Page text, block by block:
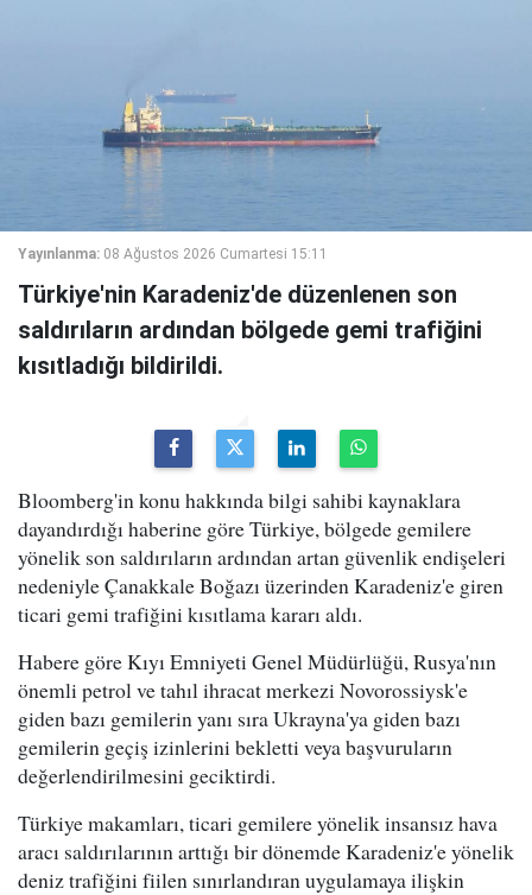
Yayınlanma: 08 Ağustos 2026 Cumartesi 15:11
Türkiye'nin Karadeniz'de düzenlenen son
saldırıların ardından bölgede gemi trafiğini
kısıtladığı bildirildi.
Bloomberg'in konu hakkında bilgi sahibi kaynaklara
dayandırdığı haberine göre Türkiye, bölgede gemilere
yönelik son saldırıların ardından artan güvenlik endişeleri
nedeniyle Çanakkale Boğazı üzerinden Karadeniz'e giren
ticari gemi trafiğini kısıtlama kararı aldı.
Habere göre Kıyı Emniyeti Genel Müdürlüğü, Rusya'nın
önemli petrol ve tahıl ihracat merkezi Novorossiysk'e
giden bazı gemilerin yanı sıra Ukrayna'ya giden bazı
gemilerin geçiş izinlerini bekletti veya başvuruların
değerlendirilmesini geciktirdi.
Türkiye makamları, ticari gemilere yönelik insansız hava
aracı saldırılarının arttığı bir dönemde Karadeniz'e yönelik
deniz trafiğini fiilen sınırlandıran uygulamaya ilişkin